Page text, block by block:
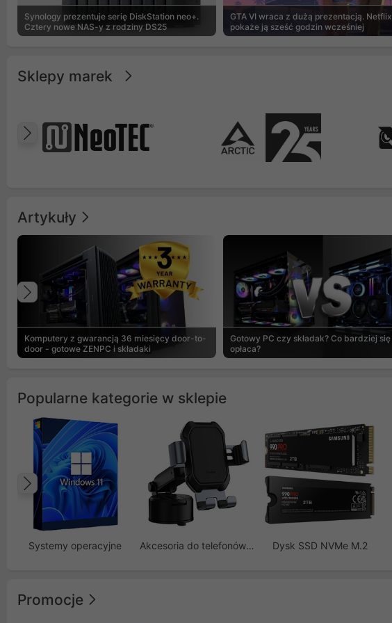
Synology prezentuje serię DiskStation neo+.
Cztery nowe NAS-y z rodziny DS25
GTA VI wraca z dużą prezentacją. Netflix
pokaże ją sześć godzin wcześniej
Sklepy marek
Poprzedni
Artykuły
Komputery z gwarancją 36 miesięcy door-to-
door - gotowe ZENPC i składaki
Gotowy PC czy składak? Co bardziej się
opłaca?
Poprzedni
Popularne kategorie w sklepie
Systemy operacyjne Akcesoria do telefonów GSM Dysk SSD NVMe M.2
Poprzedni
Promocje